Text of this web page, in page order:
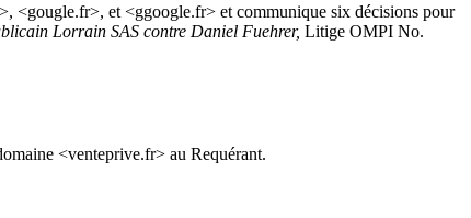
<gougle.fr>, et <ggoogle.fr> et communique six décisions pour
Lorrain SAS contre Daniel Fuehrer, Litige OMPI No.
<venteprive.fr> au Requérant.